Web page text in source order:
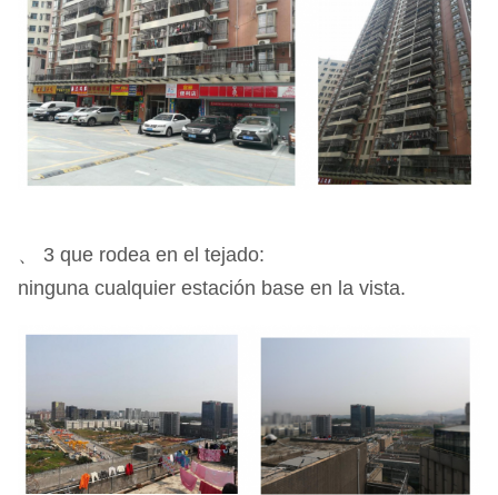
、 3 que rodea en el tejado:
ninguna cualquier estación base en la vista.